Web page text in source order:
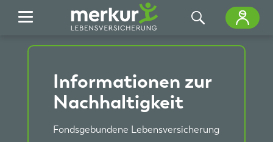
Informationen zur
Nachhaltigkeit
Fondsgebundene Lebensversicherung